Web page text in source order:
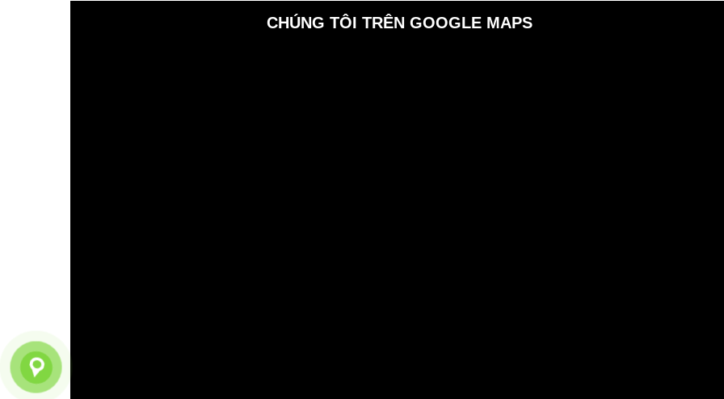
CHÚNG TÔI TRÊN GOOGLE MAPS